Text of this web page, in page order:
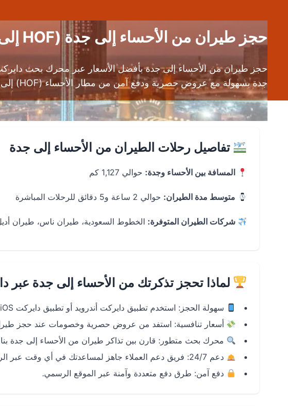
حجز طيران من الأحساء إلى جدة (HOF إلى JED) | تذاكر رحلات رخيصة
حجز طيران من الأحساء إلى جدة بأفضل الأسعار عبر محرك بحث
جدة بسهولة مع عروض حصرية ودفع آمن من مطار الأحساء (HOF) إلى مطار الملك عبد العزيز (JED).
تفاصيل رحلات الطيران من الأحساء إلى جدة
المسافة بين الأحساء وجدة: حوالي 1,127 كم
متوسط مدة الطيران: حوالي 2 ساعة و5 دقائق للرحلات المباشرة
شركات الطيران المتوفرة: الخطوط السعودية، طيران ناس، طيران
لماذا تحجز تذكرتك من الأحساء إلى جدة عبر
سهولة الحجز: استخدم تطبيق دايركت أندرويد أو تطبيق دايركت iOS لتجربة حجز سلسة وسريعة.
أسعار تنافسية: استفد من عروض حصرية وخصومات عند حجز
محرك بحث متطور: قارن بين تذاكر طيران من الأحساء إلى جدة
دعم 24/7: فريق دعم العملاء جاهز لمساعدتك في أي وقت عبر الرقم 966920014118+.
دفع آمن: طرق دفع متعددة وآمنة عبر الموقع الرسمي.